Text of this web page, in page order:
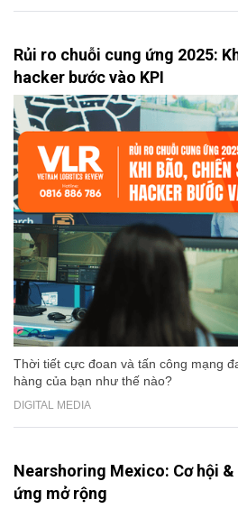
Rủi ro chuỗi cung ứng 2025:
hacker bước vào KPI
Thời tiết cực đoan và tấn công mạng
hàng của bạn như thế nào?
DIGITAL MEDIA
Nearshoring Mexico: Cơ hội
ứng mở rộng